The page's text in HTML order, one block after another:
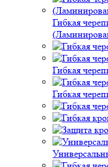
Гибкая
Гибкая
Гибкая